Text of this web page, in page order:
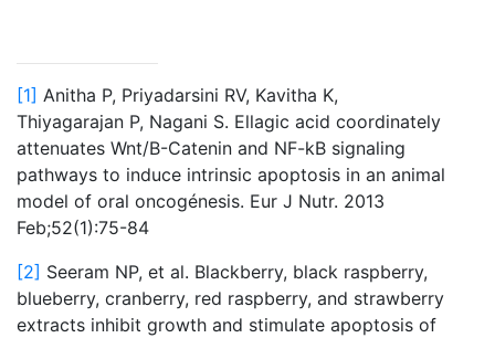
[1] Anitha P, Priyadarsini RV, Kavitha K,
Thiyagarajan P, Nagani S. Ellagic acid coordinately
attenuates Wnt/B-Catenin and NF-kB signaling
pathways to induce intrinsic apoptosis in an animal
model of oral oncogénesis. Eur J Nutr. 2013
Feb;52(1):75-84
[2] Seeram NP, et al. Blackberry, black raspberry,
blueberry, cranberry, red raspberry, and strawberry
extracts inhibit growth and stimulate apoptosis of